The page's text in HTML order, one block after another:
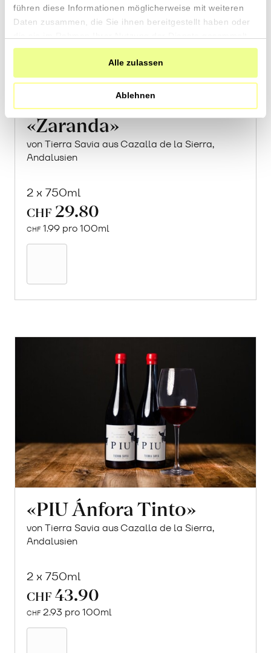
führen diese Informationen möglicherweise mit weiteren
Daten zusammen, die Sie ihnen bereitgestellt haben oder
haben.
Alle zulassen
Ablehnen
«Zaranda»
von Tierra Savia aus Cazalla de la Sierra,
Andalusien
2 x 750ml
CHF 29.80
CHF 1.99 pro 100ml
«PIU Ánfora Tinto»
von Tierra Savia aus Cazalla de la Sierra,
Andalusien
2 x 750ml
CHF 43.90
CHF 2.93 pro 100ml